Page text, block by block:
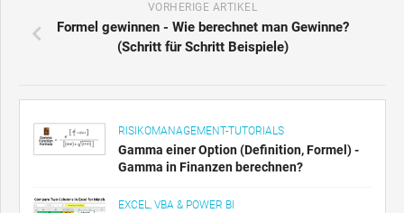
VORHERIGE ARTIKEL
Formel gewinnen - Wie berechnet man Gewinne?
(Schritt für Schritt Beispiele)
RISIKOMANAGEMENT-TUTORIALS
Gamma einer Option (Definition, Formel) -
Gamma in Finanzen berechnen?
EXCEL, VBA & POWER BI